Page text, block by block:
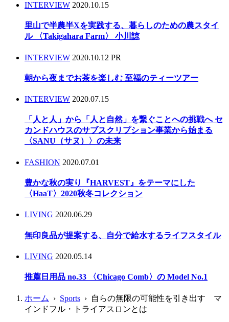
INTERVIEW 2020.10.15
里山で半農半Xを実践する、暮らしのための農スタイ
ル 〈Takigahara Farm〉 小川諒
INTERVIEW 2020.10.12 PR
朝から夜までお茶を楽しむ 至福のティーツアー
INTERVIEW 2020.07.15
「人と人」から「人と自然」を繋ぐことへの挑戦へ セ
カンドハウスのサブスクリプション事業から始まる
〈SANU（サヌ）〉の未来
FASHION 2020.07.01
豊かな秋の実り『HARVEST』をテーマにした
〈HaaT〉2020秋冬コレクション
LIVING 2020.06.29
無印良品が提案する、自分で給水するライフスタイル
LIVING 2020.05.14
推薦日用品 no.33 〈Chicago Comb〉の Model No.1
ホーム › Sports › 自らの無限の可能性を引き出す マ
インドフル・トライアスロンとは